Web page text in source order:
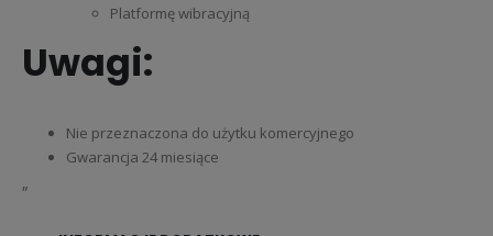
Platformę wibracyjną
Uwagi:
Nie przeznaczona do użytku komercyjnego
Gwarancja 24 miesiące
„